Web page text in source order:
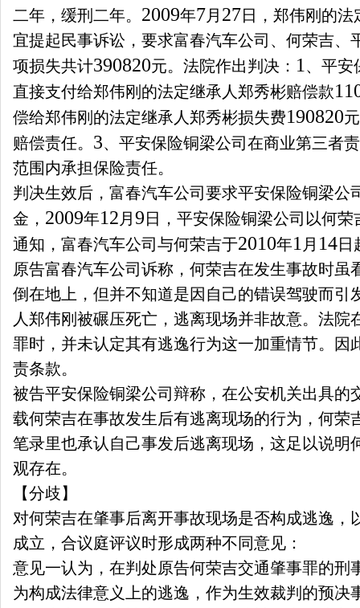
二年，缓刑二年。 2009年7月 27日
，郑伟刚的
宜提起民事诉讼，要求富春汽车公司、何荣吉、
项损失共计390820元。法院作出判决： 1 、平安
直接支付给郑伟刚的法定继承人郑秀彬赔偿款
偿给郑伟刚的法定继承人郑秀彬损失费190820
赔偿责任。 3、平安保险铜梁公司在商业第三者
范围内承担保险责任。
判决生效后，富春汽车公司要求平安保险铜梁公
金， 2009年12 月 9 日，平安保险铜梁公司以何
通知，富春汽车公司与何荣吉于2010年1 月 14日
原告富春汽车公司诉称，何荣吉在发生事故时虽
倒在地上，但并不知道是因自己的错误驾驶而引
人郑伟刚被碾压死亡，逃离现场并非故意。法院
罪时，并未认定其有逃逸行为这一加重情节。因
责条款。
被告平安保险铜梁公司辩称，在公安机关出具的
载何荣吉在事故发生后有逃离现场的行为，何荣
笔录里也承认自己事发后逃离现场，这足以说明
观存在。
【分歧】
对何荣吉在肇事后离开事故现场是否构成逃逸，
成立，合议庭评议时形成两种不同意见：
意见一认为，在判处原告何荣吉交通肇事罪的刑
为构成法律意义上的逃逸，作为生效裁判的预决